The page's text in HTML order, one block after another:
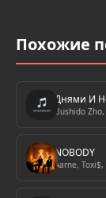
Похожие
Днями И
Bushido
NOBODY
Aarne,